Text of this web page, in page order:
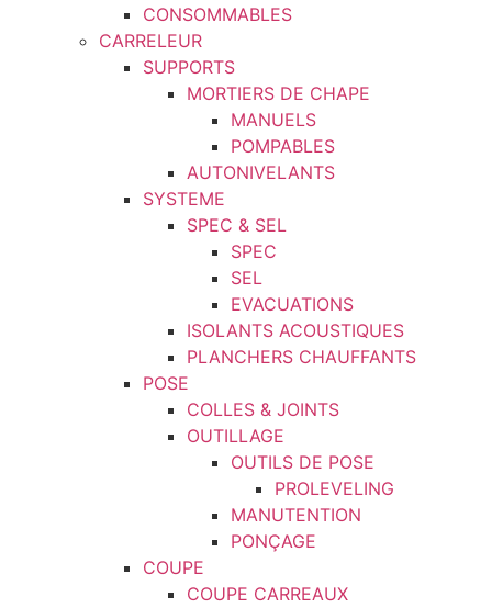
CONSOMMABLES
CARRELEUR
SUPPORTS
MORTIERS DE CHAPE
MANUELS
POMPABLES
AUTONIVELANTS
SYSTEME
SPEC & SEL
SPEC
SEL
EVACUATIONS
ISOLANTS ACOUSTIQUES
PLANCHERS CHAUFFANTS
POSE
COLLES & JOINTS
OUTILLAGE
OUTILS DE POSE
PROLEVELING
MANUTENTION
PONÇAGE
COUPE
COUPE CARREAUX